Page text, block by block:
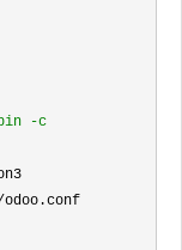
bin -c
odoo.conf